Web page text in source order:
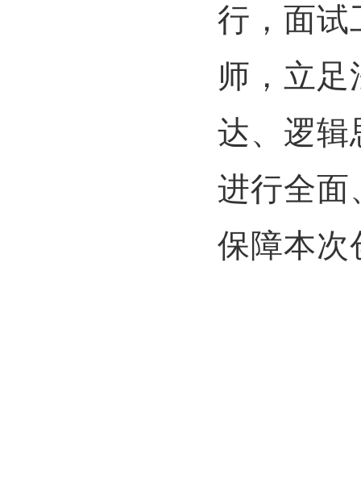
行，面试
师，立
达、逻辑
进行全面
保障本次